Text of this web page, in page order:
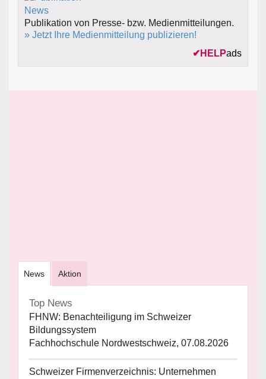
Publikation von Presse- bzw. Medienmitteilungen.
» Jetzt Ihre Medienmitteilung publizieren!
✔ HELPads
News Aktion
Top News
FHNW: Benachteiligung im Schweizer
Bildungssystem
Fachhochschule Nordwestschweiz, 07.08.2026
Schweizer Firmenverzeichnis: Unternehmen